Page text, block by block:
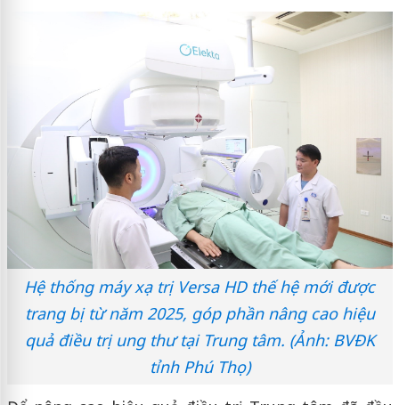
Hệ thống máy xạ trị Versa HD thế hệ mới được
trang bị từ năm 2025, góp phần nâng cao hiệu
quả điều trị ung thư tại Trung tâm. (Ảnh: BVĐK
tỉnh Phú Thọ)